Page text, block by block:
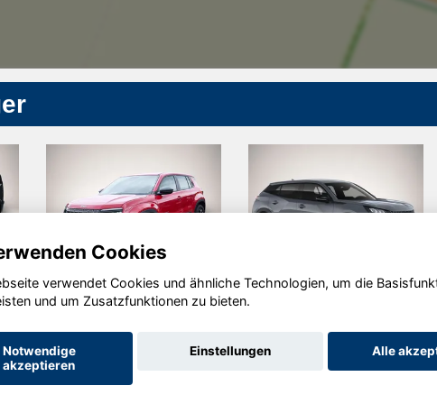
Jeep
Avenger
Peugeot
Cookies
verwendet Cookies und ähnliche Technologien, um die
und um Zusatzfunktionen zu bieten.
Notwendige
akzeptieren
Einstellungen Alle